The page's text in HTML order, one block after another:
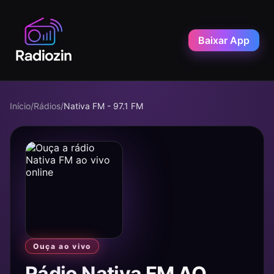
Baixar App
Início/Rádios/Nativa FM - 97.1 FM
Ouça ao vivo